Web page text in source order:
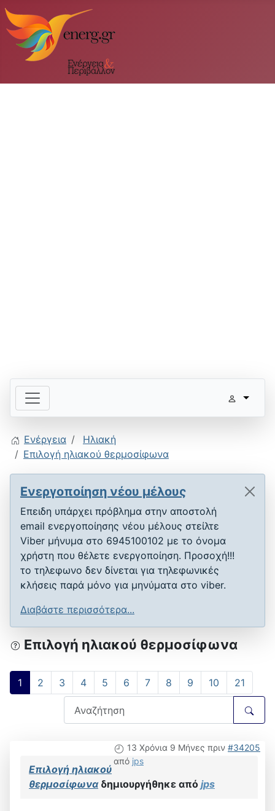
Ενέργεια
Ηλιακή
Επιλογή ηλιακού θερμοσίφωνα
Ενεργοποίηση νέου μέλους
Επειδη υπάρχει πρόβλημα στην αποστολή
email ενεργοποίησης νέου μέλους στείλτε
Viber μήνυμα στο 6945100102 με το όνομα
χρήστη που θέλετε ενεργοποίηση. Προσοχή!!!
το τηλεφωνο δεν δίνεται για τηλεφωνικές
κλήσεις παρά μόνο για μηνύματα στο viber.
Διαβάστε περισσότερα...
Επιλογή ηλιακού θερμοσίφωνα
1 2 3 4 5 6 7 8 9 10 21
13 Χρόνια 9 Μήνες πριν #34205
από jps
Επιλογή ηλιακού
θερμοσίφωναδημιουργήθηκε από jps